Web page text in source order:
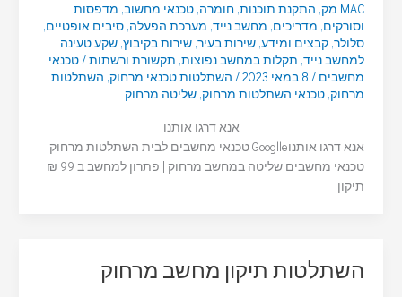
MAC מק , התקנת תוכנות, חומרה, טכנאי מחשוב, מדפסות
וסורקים, מדריכים, מחשב נייד, מערכת הפעלה, סיבים אופטיים,
סלולר, קבצים ומידע, שירות בעיר, שירות בקיבוץ, שקע טעינה
למחשב נייד, תקלות במחשב נפוצות, תקשורת ורשתות/טכנאי
מחשבים / 8 במאי 2023 / השתלטות טכנאי מרחוק, השתלטות
מרחוק, טכנאי השתלטות מרחוק, שליטה מרחוק
אנא דרגו אותנו
אנא דרגו אותנוGooglle טכנאי מחשבים לבית השתלטות מרחוק
טכנאי מחשבים שליטה במחשב מרחוק | פתרון למחשב ב 99 ₪
תיקון
השתלטות תיקון מחשב מרחוק